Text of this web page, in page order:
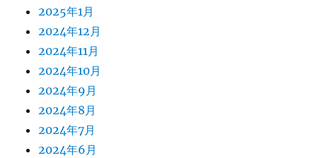
2025年1月
2024年12月
2024年11月
2024年10月
2024年9月
2024年8月
2024年7月
2024年6月